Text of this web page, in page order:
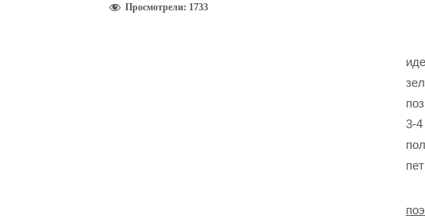
Просмотрели: 1733
3-